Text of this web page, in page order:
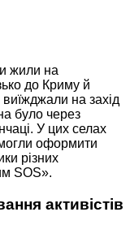
жили на
до Криму й
на захід
було через
У цих селах
оформити
різних
SOS».
активістів